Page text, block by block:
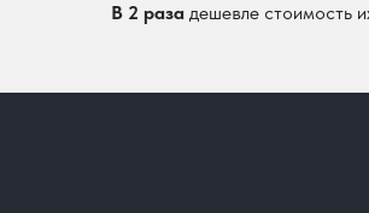
В 2 раза дешевле стоимость